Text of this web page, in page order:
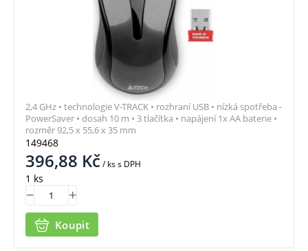
149468
396,88 Kč/ kss DPH
1 ks
Koupit
2,4 GHz • technologie V-TRACK • rozhraní USB • nízká spotřeba -
PowerSaver • dosah 10 m • 3 tlačítka • napájení 1x AA baterie •
rozměr 92,5 x 55,6 x 35 mm